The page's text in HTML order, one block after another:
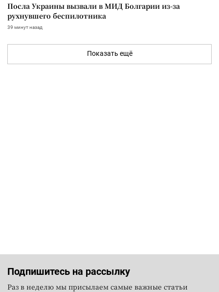
Посла Украины вызвали в МИД Болгарии из-за
рухнувшего беспилотника
39 минут назад
Показать ещё
Подпишитесь на рассылку
Раз в неделю мы присылаем самые важные статьи